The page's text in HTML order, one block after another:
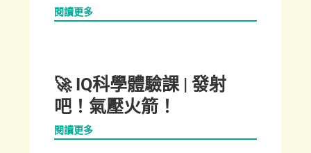
閱讀更多
🚀 IQ科學體驗課 | 發射
吧！氣壓火箭！
閱讀更多